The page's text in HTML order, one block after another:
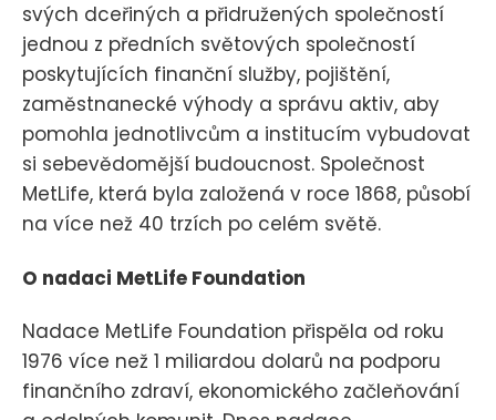
svých dceřiných a přidružených společností
jednou z předních světových společností
poskytujících finanční služby, pojištění,
zaměstnanecké výhody a správu aktiv, aby
pomohla jednotlivcům a institucím vybudovat
si sebevědomější budoucnost. Společnost
MetLife, která byla založená v roce 1868, působí
na více než 40 trzích po celém světě.
O nadaci MetLife Foundation
Nadace MetLife Foundation přispěla od roku
1976 více než 1 miliardou dolarů na podporu
finančního zdraví, ekonomického začleňování